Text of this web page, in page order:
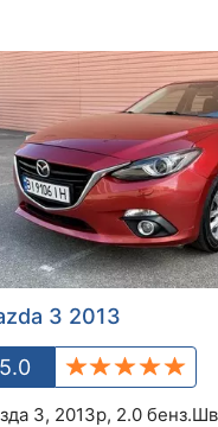
3 2013
5.0
3, 2013р, 2.0